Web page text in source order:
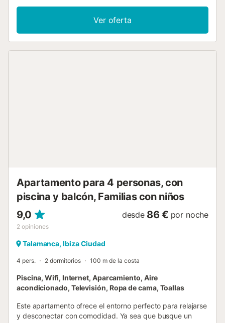
establecimiento ofrece acceso a una zona exterior
compartida que dispone de piscina y terraza descubierta.
No se permiten mascotas, fumar ni celebrar eventos en el
alojamiento....
Ver oferta
Apartamento para 4 personas, con
piscina y balcón, Familias con niños
9,0
2 opiniones
desde 86 € por noche
Talamanca, Ibiza Ciudad
4 pers. 2 dormitorios 100 m de la costa
Piscina, Wifi, Internet, Aparcamiento, Aire
acondicionado, Televisión, Ropa de cama, Toallas
Este apartamento ofrece el entorno perfecto para relajarse
y desconectar con comodidad. Ya sea que busque un